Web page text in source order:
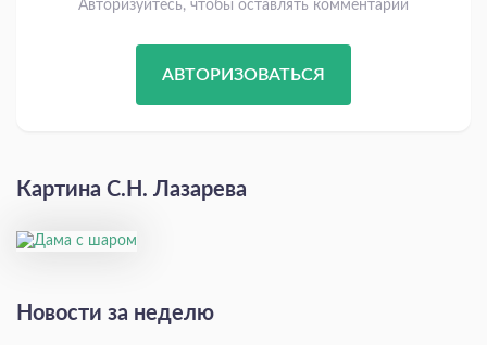
Авторизуйтесь, чтобы оставлять комментарии
АВТОРИЗОВАТЬСЯ
Картина С.Н. Лазарева
Новости за неделю